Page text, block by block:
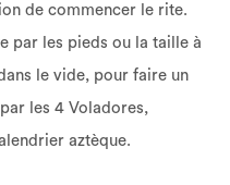
de commencer le rite.
par les pieds ou la taille à
le vide, pour faire un
les 4 Voladores,
aztèque.